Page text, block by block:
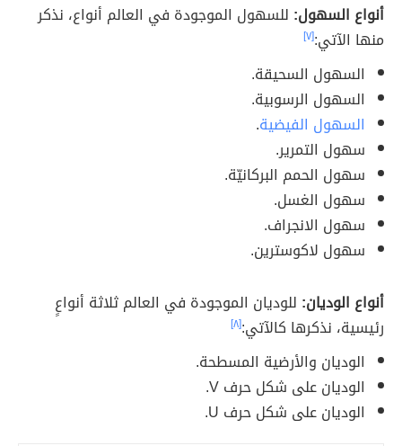
أنواع السهول: للسهول الموجودة في العالم أنواع، نذكر
منها الآتي:[٧]
السهول السحيقة.
السهول الرسوبية.
السهول الفيضية.
سهول التمرير.
سهول الحمم البركانيّة.
سهول الغسل.
سهول الانجراف.
سهول لاكوسترين.
أنواع الوديان: للوديان الموجودة في العالم ثلاثة أنواعٍ
رئيسية، نذكرها كالآتي:[٨]
الوديان والأرضية المسطحة.
الوديان على شكل حرف V.
الوديان على شكل حرف U.